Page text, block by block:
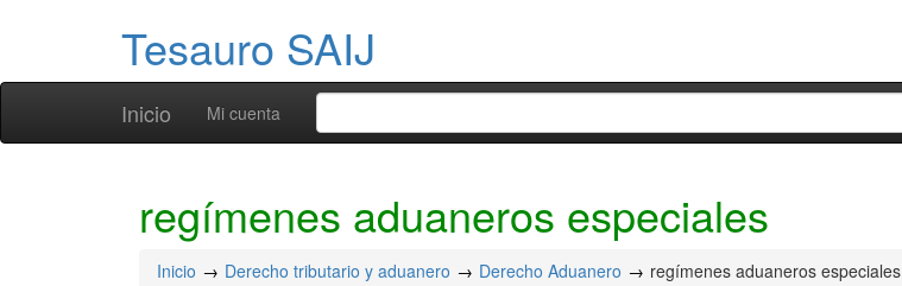
Tesauro SAIJ
Inicio Mi cuenta
regímenes aduaneros especiales
Inicio Derecho tributario y aduanero Derecho Aduanero regímenes aduaneros especiales